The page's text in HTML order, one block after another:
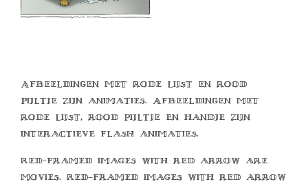
Afbeeldingen met rode lijst en rood
pijltje zijn animaties. Afbeeldingen met
rode lijst, rood pijltje en handje zijn
interactieve flash animaties.
Red-framed images with red arrow are
movies. Red-framed images with red arrow